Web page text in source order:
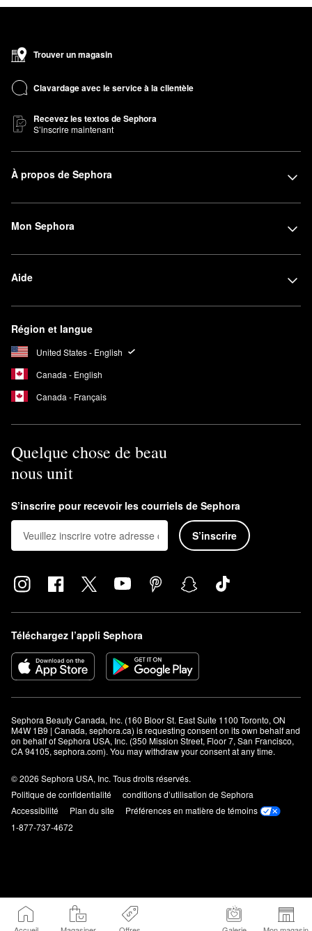
Trouver un magasin
Clavardage avec le service à la clientèle
Recevez les textos de Sephora
S’inscrire maintenant
À propos de Sephora
Mon Sephora
Aide
Région et langue
United States - English
Canada - English
Canada - Français
Quelque chose de beau
nous unit
S’inscrire pour recevoir les courriels de Sephora
S’inscrire
Téléchargez l’appli Sephora
Sephora Beauty Canada, Inc. (160 Bloor St. East Suite 1100 Toronto, ON
M4W 1B9 | Canada, sephora.ca) is requesting consent on its own behalf and
on behalf of Sephora USA, Inc. (350 Mission Street, Floor 7, San Francisco,
CA 94105, sephora.com). You may withdraw your consent at any time.
© 2026 Sephora USA, Inc. Tous droits réservés.
Politique de confidentialité
conditions d’utilisation de Sephora
Accessibilité
Plan du site
Préférences en matière de témoins
1-877-737-4672